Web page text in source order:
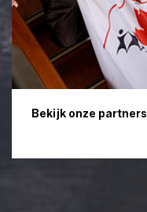
Bekijk onze partners